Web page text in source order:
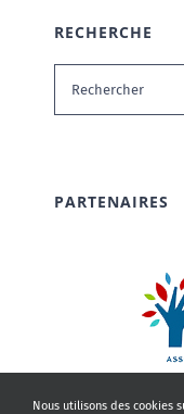
RECHERCHE
Rechercher:
PARTENAIRES
Nous utilisons des cookies